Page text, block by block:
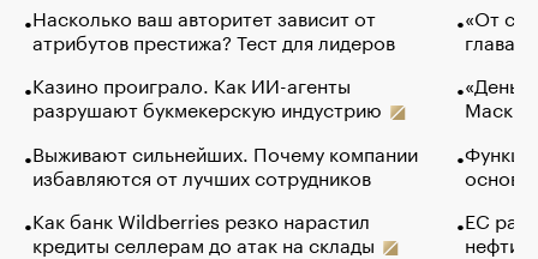
Насколько ваш авторитет зависит от
атрибутов престижа? Тест для лидеров
Казино проиграло. Как ИИ-агенты
разрушают букмекерскую индустрию
Выживают сильнейших. Почему компании
избавляются от лучших сотрудников
Как банк Wildberries резко нарастил
кредиты селлерам до атак на склады
«От
глава
Маск в
основ
ЕС
нефти